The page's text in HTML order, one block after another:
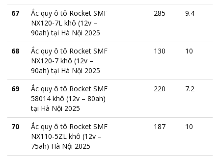
67
Ắc quy ô tô Rocket SMF
NX120-7L khô (12v –
90ah) tại Hà Nội 2025
285 9.4
68
Ắc quy ô tô Rocket SMF
NX120-7 khô (12v –
90ah) tại Hà Nội 2025
130 10
69
Ắc quy ô tô Rocket SMF
58014 khô (12v – 80ah)
tại Hà Nội 2025
220 7.2
70
Ắc quy ô tô Rocket SMF
NX110-5ZL khô (12v –
75ah) Hà Nội 2025
187 10